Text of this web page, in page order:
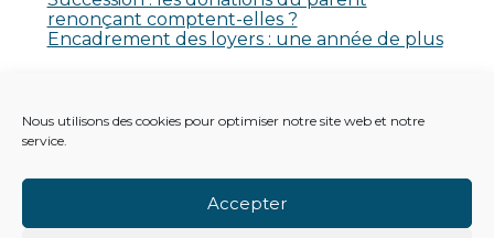
Nous utilisons des cookies pour optimiser notre site web et notre
service.
Accepter
renonçant comptent-elles ?
Encadrement des loyers : une année de plus
Aucun commentaire à afficher.